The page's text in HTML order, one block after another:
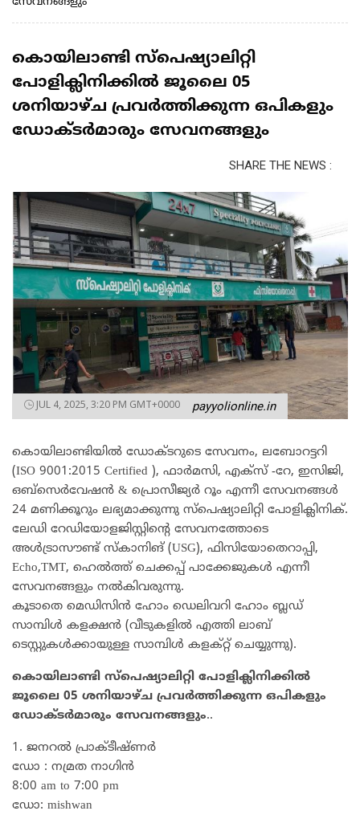
കൊയിലാണ്ടി സ്പെഷ്യാലിറ്റി
പോളിക്ലിനിക്കിൽ ജൂലൈ 05
ശനിയാഴ്ച പ്രവർത്തിക്കുന്ന ഒപികളും
ഡോക്ടർമാരും സേവനങ്ങളും
SHARE THE NEWS :
JUL 4, 2025, 3:20 PM GMT+0000 payyolionline.in
കൊയിലാണ്ടിയില്‍ ഡോക്ടറുടെ സേവനം, ലബോറട്ടറി
(ISO 9001:2015 Certified ), ഫാര്‍മസി, എക്‌സ് -റേ, ഇസിജി,
ഒബ്‌സെര്‍വേഷന്‍ & പ്രൊസീജ്യര്‍ റൂം എന്നീ സേവനങ്ങള്‍
24 മണിക്കൂറും ലഭ്യമാക്കുന്നു സ്‌പെഷ്യാലിറ്റി പോളിക്ലിനിക്.
ലേഡി റേഡിയോളജിസ്റ്റിന്റെ സേവനത്തോടെ
അള്‍ട്രാസൗണ്ട് സ്‌കാനിങ് (USG), ഫിസിയോതെറാപ്പി,
Echo,TMT, ഹെല്‍ത്ത് ചെക്കപ്പ് പാക്കേജുകള്‍ എന്നീ
സേവനങ്ങളും നല്‍കിവരുന്നു.
കൂടാതെ മെഡിസിൻ ഹോം ഡെലിവറി ഹോം ബ്ലഡ്‌
സാമ്പിൾ കളക്ഷൻ (വീടുകളിൽ എത്തി ലാബ്
ടെസ്റ്റുകൾക്കായുള്ള സാമ്പിൾ കളക്റ്റ് ചെയ്യുന്നു).
കൊയിലാണ്ടി സ്പെഷ്യാലിറ്റി പോളിക്ലിനിക്കിൽ
ജൂലൈ 05 ശനിയാഴ്ച പ്രവർത്തിക്കുന്ന ഒപികളും
ഡോക്ടർമാരും സേവനങ്ങളും..
1. ജനറൽ പ്രാക്ടീഷ്ണർ
ഡോ : നമ്രത നാഗിൻ
8:00 am to 7:00 pm
ഡോ: mishwan